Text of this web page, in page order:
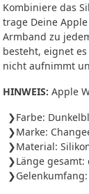
Kombiniere das
trage Deine
Armband zu
besteht, eignet
nicht aufnimmt
HINWEIS: Apple
Farbe:
Marke:
Material:
Länge gesamt: